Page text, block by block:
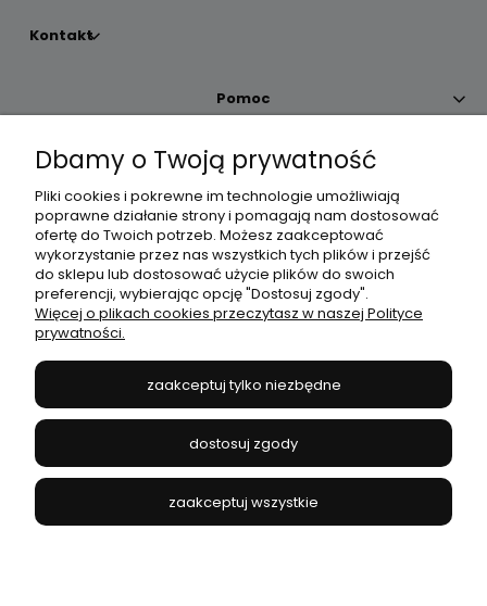
Kontakt
Pomoc
Moje konto
Płatności i dostawa
Informacje
JANEX
669-050-03-43
504 545 749//E-mail:sklep@janexmarket.pl
Dbamy o Twoją prywatność
Pliki cookies i pokrewne im technologie umożliwiają
poprawne działanie strony i pomagają nam dostosować
ofertę do Twoich potrzeb. Możesz zaakceptować
wykorzystanie przez nas wszystkich tych plików i przejść
do sklepu lub dostosować użycie plików do swoich
preferencji, wybierając opcję "Dostosuj zgody".
Więcej o plikach cookies przeczytasz w naszej Polityce
prywatności.
zaakceptuj tylko niezbędne
dostosuj zgody
zaakceptuj wszystkie